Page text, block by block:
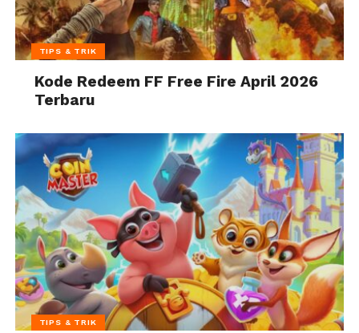
TIPS & TRIK
Kode Redeem FF Free Fire April 2026
Terbaru
TIPS & TRIK